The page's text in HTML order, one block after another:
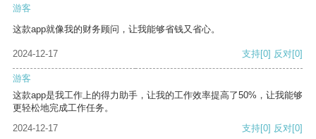
游客
这款app就像我的财务顾问，让我能够省钱又省心。
2024-12-17 支持[0] 反对[0]
游客
这款app是我工作上的得力助手，让我的工作效率提高了50%，让我能够
更轻松地完成工作任务。
2024-12-17
支持[0] 反对[0]